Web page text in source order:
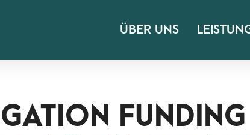
ÜBER UNS